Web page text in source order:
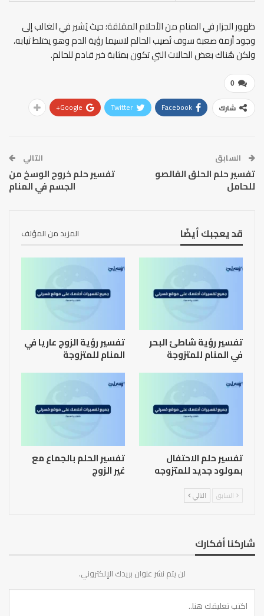
ظهور الجزار في المنام من الأحلام المقلقة؛ حيث يُشير في الغالب إلى
وجود أزمة صعبة سوف تُصيب الحالم لاسيما رؤية الدم وهو يختلط ثيابه،
ولكن هُناك بعض الحالات التي تكون بمثابة خير قادم للحالم.
0
شارك Facebook
Twitter
Google+
السابق
تفسير حلم الحلق الفالصو
للحامل
التالي
تفسير حلم خروج الوسخ من
الجسم في المنام
قد يعجبك أيضًا المزيد من المؤلف
تفسير رؤية شاطئ البحر
في المنام للمتزوجة
تفسير رؤية الزوج عاريا في
المنام للمتزوجة
تفسير حلم الاحتفال
بمولود جديد للمتزوجه
تفسير الحلم بالجماع مع
غير الزوج
السابق التالي
شاركنا أفكارك
لن يتم نشر عنوان بريدك الإلكتروني.